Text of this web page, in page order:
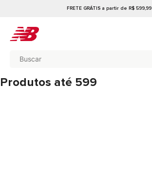
FRETE GRÁTIS a partir de R$ 599,99
Produtos até 599